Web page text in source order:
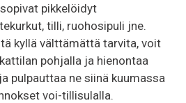
pikkelöidyt
tilli, ruohosipuli jne.
kyllä välttämättä tarvita, voit
pohjalla ja hienontaa
pulpauttaa ne siinä kuumassa
voi-tillisulalla.